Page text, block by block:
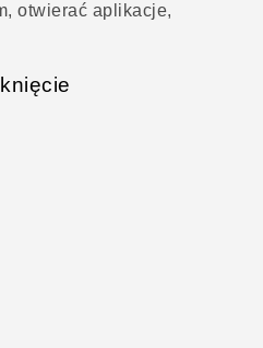
otwierać aplikacje,